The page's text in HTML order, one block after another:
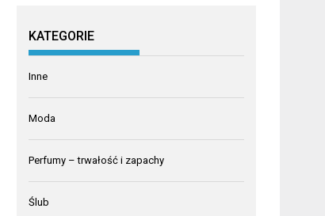
KATEGORIE
Inne
Moda
Perfumy – trwałość i zapachy
Ślub